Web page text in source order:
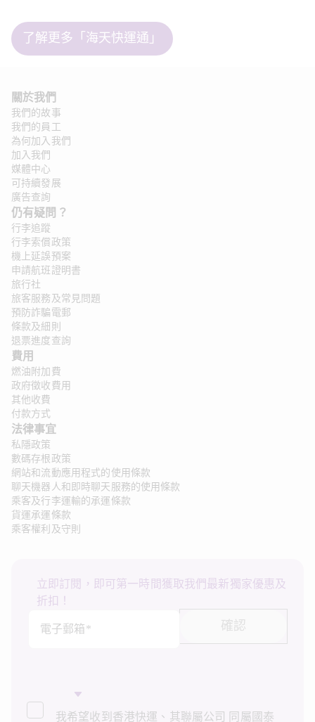
了解更多「海天快運通」
關於我們
我們的故事
我們的員工
為何加入我們
加入我們
媒體中心
可持續發展
廣告查詢
仍有疑問？
行李追蹤
行李索償政策
機上延誤預案
申請航班證明書
旅行社
旅客服務及常見問題
預防詐騙電郵
條款及細則
退票進度查詢
費用
燃油附加費
政府徵收費用
其他收費
付款方式
法律事宜
私隱政策
數碼存根政策
網站和流動應用程式的使用條款
聊天機器人和即時聊天服務的使用條款
乘客及行李運輸的承運條款
貨運承運條款
乘客權利及守則
立即訂閱，即可第一時間獲取我們最新獨家優惠及
折扣！
電子郵箱*
確認
我希望收到香港快運、其聯屬公司 同屬國泰